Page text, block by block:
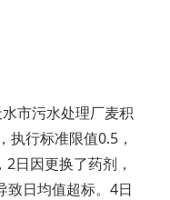
市污水处理厂麦积
执行标准限值0.5，
日因更换了药剂，
致日均值超标。4日